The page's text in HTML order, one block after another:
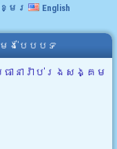
ខ្មែរ English
ង់បែបបទ
ានារ៉ាប់រងសង្គម